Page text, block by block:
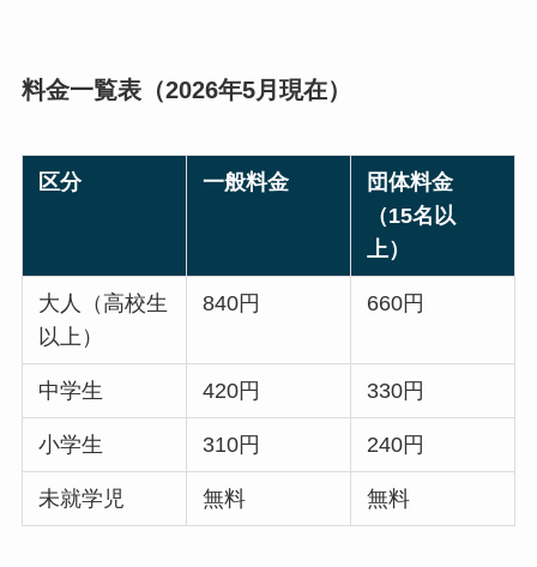
料金一覧表（2026年5月現在）
区分 一般料金
団体料金
（15名以
上）
大人（高校生
以上）
840円 660円
中学生 420円 330円
小学生 310円 240円
未就学児 無料 無料